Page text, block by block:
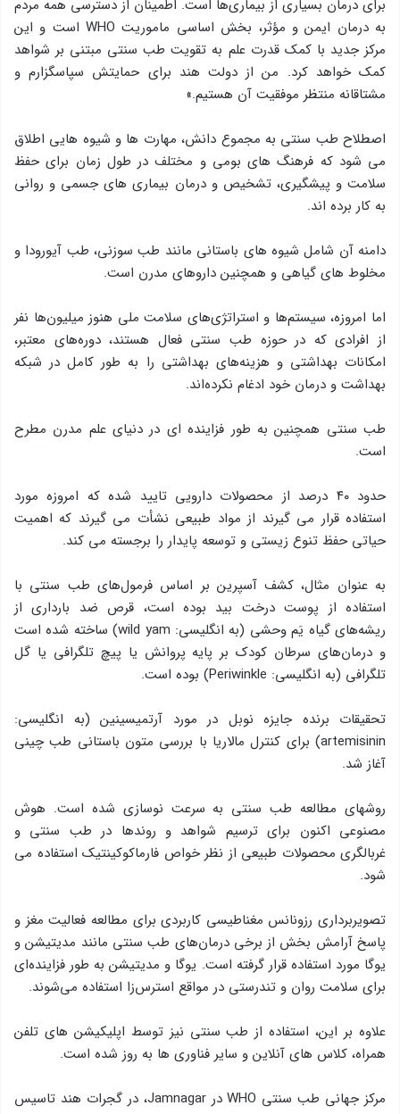
برای درمان بسیاری از بیماری‌ها است. اطمینان از دسترسی همه مردم
به درمان ایمن و مؤثر، بخش اساسی ماموریت WHO است و این
مرکز جدید با کمک قدرت علم به تقویت طب سنتی مبتنی بر شواهد
کمک خواهد کرد. من از دولت هند برای حمایتش سپاسگزارم و
مشتاقانه منتظر موفقیت آن هستیم.»
اصطلاح طب سنتی به مجموع دانش، مهارت ها و شیوه هایی اطلاق
می شود که فرهنگ های بومی و مختلف در طول زمان برای حفظ
سلامت و پیشگیری، تشخیص و درمان بیماری های جسمی و روانی
به کار برده اند.
دامنه آن شامل شیوه های باستانی مانند طب سوزنی، طب آیورودا و
مخلوط های گیاهی و همچنین داروهای مدرن است.
اما امروزه، سیستم‌ها و استراتژی‌های سلامت ملی هنوز میلیون‌ها نفر
از افرادی که در حوزه طب سنتی فعال هستند، دوره‌های معتبر،
امکانات بهداشتی و هزینه‌های بهداشتی را به طور کامل در شبکه
بهداشت و درمان خود ادغام نکرده‌اند.
طب سنتی همچنین به طور فزاینده ای در دنیای علم مدرن مطرح
است.
حدود ۴۰ درصد از محصولات دارویی تایید شده که امروزه مورد
استفاده قرار می گیرند از مواد طبیعی نشأت می گیرند که اهمیت
حیاتی حفظ تنوع زیستی و توسعه پایدار را برجسته می کند.
به عنوان مثال، کشف آسپرین بر اساس فرمول‌های طب سنتی با
استفاده از پوست درخت بید بوده است، قرص ضد بارداری از
ریشه‌های گیاه یَم وحشی (به انگلیسی: wild yam) ساخته شده است
و درمان‌های سرطان کودک بر پایه پروانش یا پیچ تلگرافی یا گل
تلگرافی (به انگلیسی: Periwinkle) بوده است.
تحقیقات برنده جایزه نوبل در مورد آرتمیسینین (به انگلیسی:
artemisinin) برای کنترل مالاریا با بررسی متون باستانی طب چینی
آغاز شد.
روشهای مطالعه طب سنتی به سرعت نوسازی شده است. هوش
مصنوعی اکنون برای ترسیم شواهد و روندها در طب سنتی و
غربالگری محصولات طبیعی از نظر خواص فارماکوکینتیک استفاده می
شود.
تصویربرداری رزونانس مغناطیسی کاربردی برای مطالعه فعالیت مغز و
پاسخ آرامش بخش از برخی درمان‌های طب سنتی مانند مدیتیشن و
یوگا مورد استفاده قرار گرفته است. یوگا و مدیتیشن به طور فزاینده‌ای
برای سلامت روان و تندرستی در مواقع استرس‌زا استفاده می‌شوند.
علاوه بر این، استفاده از طب سنتی نیز توسط اپلیکیشن های تلفن
همراه، کلاس های آنلاین و سایر فناوری ها به روز شده است.
مرکز جهانی طب سنتی WHO در Jamnagar، در گجرات هند تاسیس